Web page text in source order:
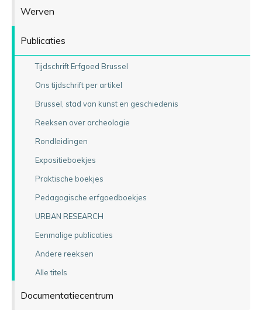
Werven
Publicaties
Tijdschrift Erfgoed Brussel
Ons tijdschrift per artikel
Brussel, stad van kunst en geschiedenis
Reeksen over archeologie
Rondleidingen
Expositieboekjes
Praktische boekjes
Pedagogische erfgoedboekjes
URBAN RESEARCH
Eenmalige publicaties
Andere reeksen
Alle titels
Documentatiecentrum